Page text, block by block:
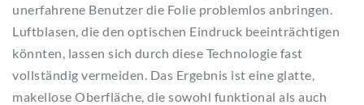
unerfahrene Benutzer die Folie problemlos anbringen.
Luftblasen, die den optischen Eindruck beeinträchtigen
könnten, lassen sich durch diese Technologie fast
vollständig vermeiden. Das Ergebnis ist eine glatte,
makellose Oberfläche, die sowohl funktional als auch